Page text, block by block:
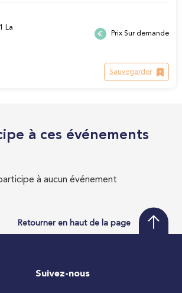
La
Prix Sur demande
Sauvegarder
à ces événements
à aucun événement
Retourner en haut de la page
Suivez-nous